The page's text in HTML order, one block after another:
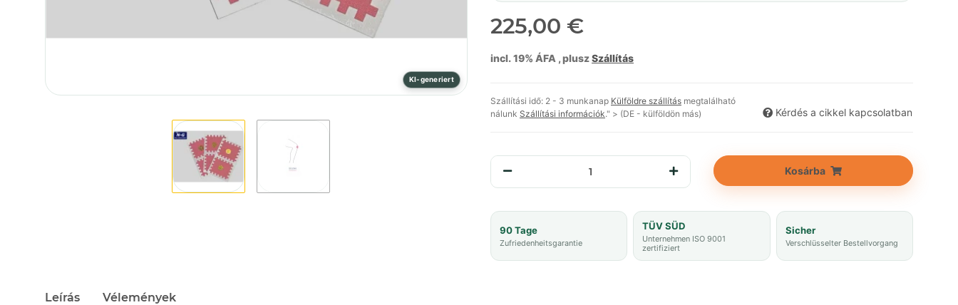
KI-generiert
225,00 €
incl. 19% ÁFA , pluszSzállítás
Szállítási idő: 2 - 3 munkanap Külföldre szállítás megtalálható
nálunk Szállítási információk." > (DE - külföldön más) Kérdés a cikkel kapcsolatban
Kosárba
90 Tage
Zufriedenheitsgarantie
TÜV SÜD
Unternehmen ISO 9001
zertifiziert
Sicher
Verschlüsselter Bestellvorgang
Leírás Vélemények